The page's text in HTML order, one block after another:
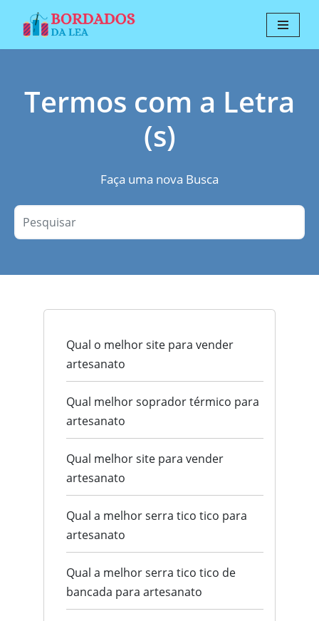
Pular
conteúdo
Termos com a Letra
(s)
Faça uma nova Busca
Qual o melhor site para vender
artesanato
Qual melhor soprador térmico para
artesanato
Qual melhor site para vender
artesanato
Qual a melhor serra tico tico para
artesanato
Qual a melhor serra tico tico de
bancada para artesanato